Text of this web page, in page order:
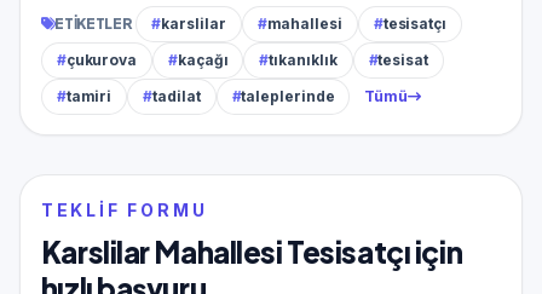
ETIKETLER #karslilar #mahallesi #tesisatçı
#çukurova #kaçağı #tıkanıklık #tesisat
#tamiri #tadilat #taleplerinde Tümü
TEKLIF FORMU
Karslilar Mahallesi Tesisatçı için